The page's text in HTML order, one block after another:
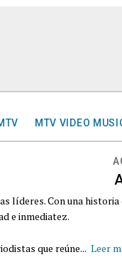
MTV VIDEO
líderes. Con una
e inmediatez.
que reúne... Leer